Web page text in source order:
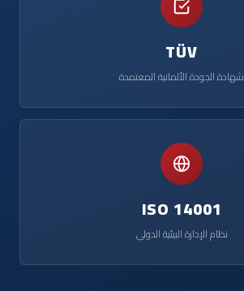
TÜV
شهادة الجودة الألمانية المعتمدة
ISO 14001
نظام الإدارة البيئية الدولي